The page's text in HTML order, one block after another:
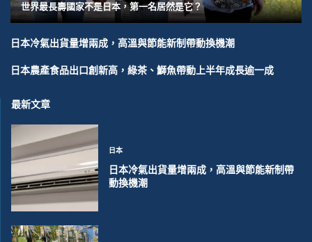
世界最長壽國家不是日本，第一名居然是它？
日本冷氣出貨量增兩成，高溫與節能新制帶動換機潮
日本農產食品出口創新高，綠茶、鰤魚帶動上半年成長逾一成
最新文章
日本
日本冷氣出貨量增兩成，高溫與節能新制帶
動換機潮